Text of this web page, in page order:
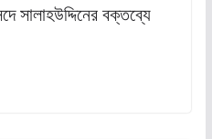
সালাহউদ্দিনের বক্তব্যে